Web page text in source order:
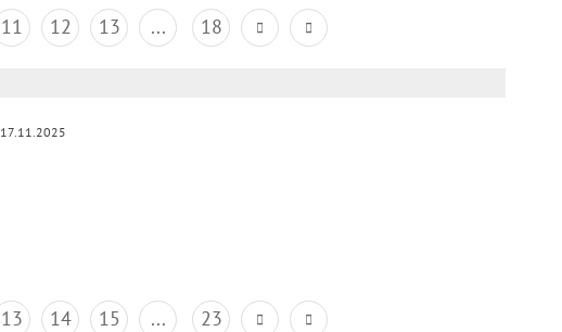
11 12 13 ... 18
17.11.2025
13 14 15 ... 23